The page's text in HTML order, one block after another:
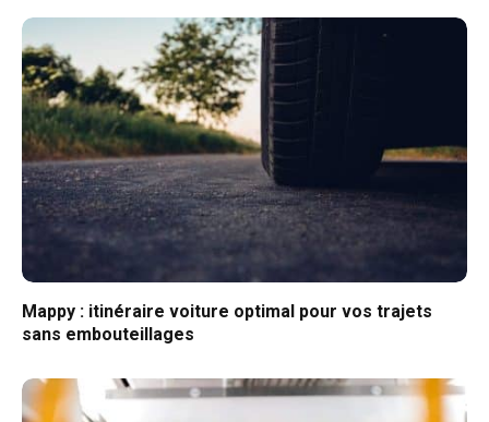
Mappy : itinéraire voiture optimal pour vos trajets
sans embouteillages